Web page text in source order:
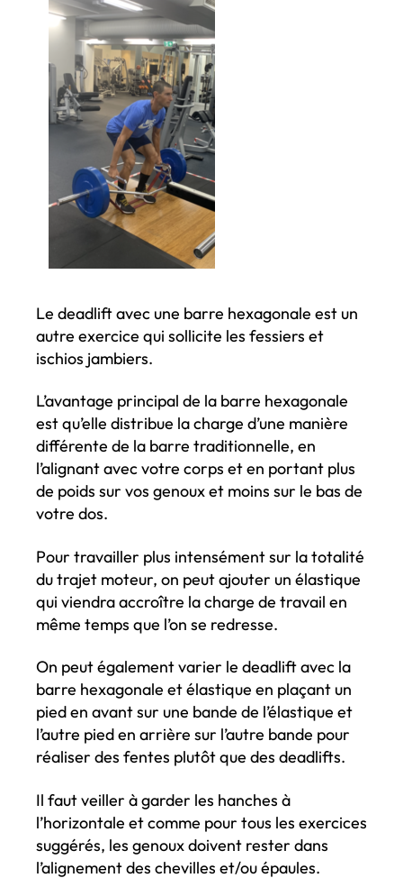
Le deadlift avec une barre hexagonale est un
autre exercice qui sollicite les fessiers et
ischios jambiers.
L’avantage principal de la barre hexagonale
est qu’elle distribue la charge d’une manière
différente de la barre traditionnelle, en
l’alignant avec votre corps et en portant plus
de poids sur vos genoux et moins sur le bas de
votre dos.
Pour travailler plus intensément sur la totalité
du trajet moteur, on peut ajouter un élastique
qui viendra accroître la charge de travail en
même temps que l’on se redresse.
On peut également varier le deadlift avec la
barre hexagonale et élastique en plaçant un
pied en avant sur une bande de l’élastique et
l’autre pied en arrière sur l’autre bande pour
réaliser des fentes plutôt que des deadlifts.
Il faut veiller à garder les hanches à
l’horizontale et comme pour tous les exercices
suggérés, les genoux doivent rester dans
l’alignement des chevilles et/ou épaules.